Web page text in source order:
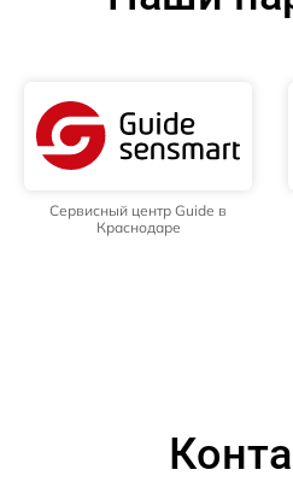
Сервисный центр Guide в
Краснодаре